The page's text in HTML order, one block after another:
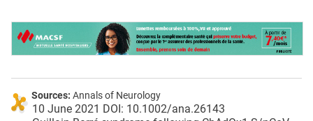
Sources: Annals of Neurology
10 June 2021 DOI: 10.1002/ana.26143